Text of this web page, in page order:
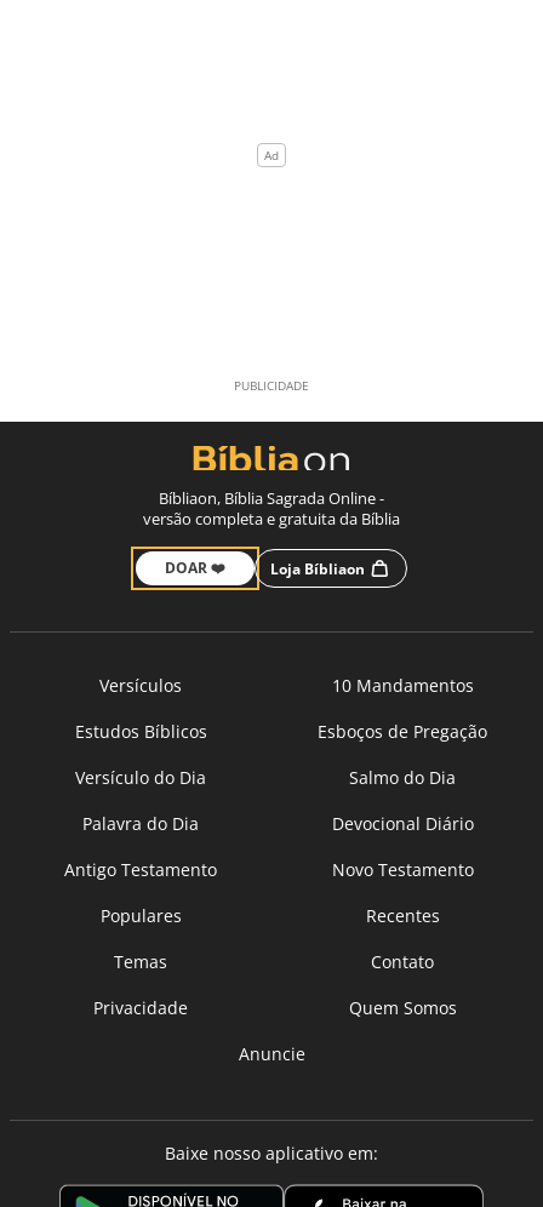
Bíbliaon, Bíblia Sagrada Online -
versão completa e gratuita da Bíblia
DOAR ❤️ Loja Bíbliaon
Versículos
10 Mandamentos
Estudos Bíblicos
Esboços de Pregação
Versículo do Dia
Salmo do Dia
Palavra do Dia
Devocional Diário
Antigo Testamento
Novo Testamento
Populares
Recentes
Temas
Contato
Privacidade
Quem Somos
Anuncie
Baixe nosso aplicativo em: